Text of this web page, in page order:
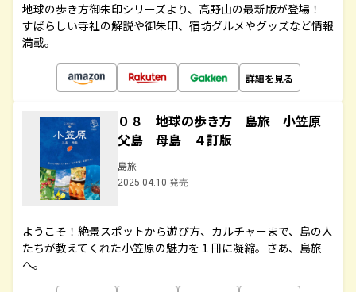
地球の歩き方御朱印シリーズより、高野山の最新版が登場！
すばらしい寺社の解説や御朱印、宿坊グルメやグッズなど情報
満載。
詳細を見る
０８ 地球の歩き方 島旅 小笠原
父島 母島 ４訂版
島旅
2025.04.10 発売
ようこそ！絶景スポットから遊び方、カルチャーまで、島の人
たちが教えてくれた小笠原の魅力を１冊に凝縮。さあ、島旅
へ。